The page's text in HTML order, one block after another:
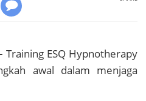
Training ESQ Hypnotherapy
awal dalam menjaga